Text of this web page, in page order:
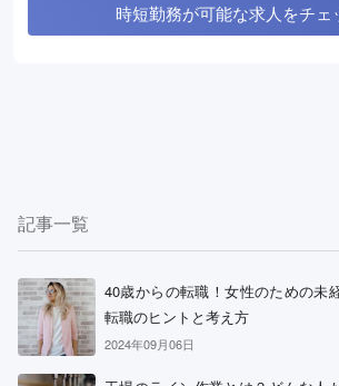
時短勤務が可能な求人をチェ
記事一覧
40歳からの転職！女性のための未
転職のヒントと考え方
2024年09月06日